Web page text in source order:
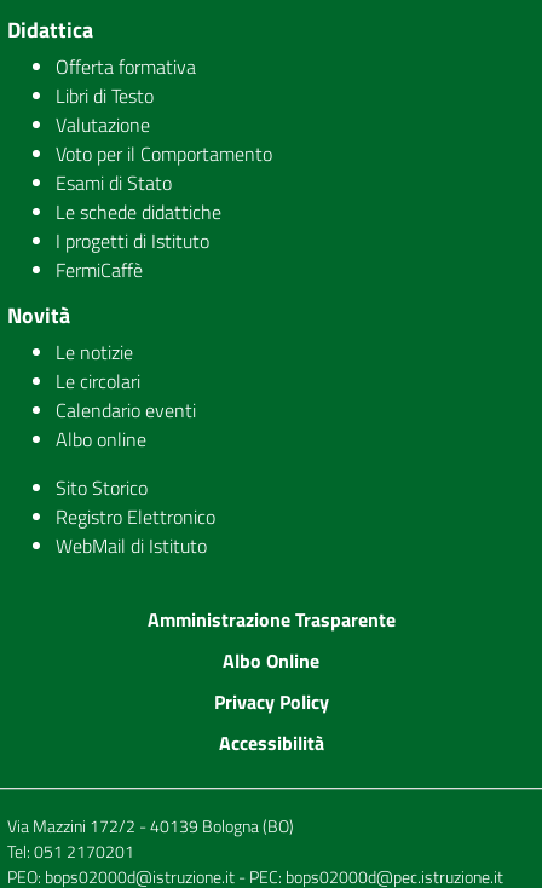
Didattica
Offerta formativa
Libri di Testo
Valutazione
Voto per il Comportamento
Esami di Stato
Le schede didattiche
I progetti di Istituto
FermiCaffè
Novità
Le notizie
Le circolari
Calendario eventi
Albo online
Sito Storico
Registro Elettronico
WebMail di Istituto
Amministrazione Trasparente
Albo Online
Privacy Policy
Accessibilità
Via Mazzini 172/2 - 40139 Bologna (BO)
Tel:051 2170201
PEO: bops02000d@istruzione.it- PEC: bops02000d@pec.istruzione.it